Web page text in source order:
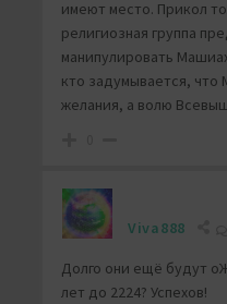
имеют место. Прикол
религиозная группа
манипулировать
кто задумывается, что
желания, а волю
Viva888
Долго они ещё будут
лет до 2224? Успехов!